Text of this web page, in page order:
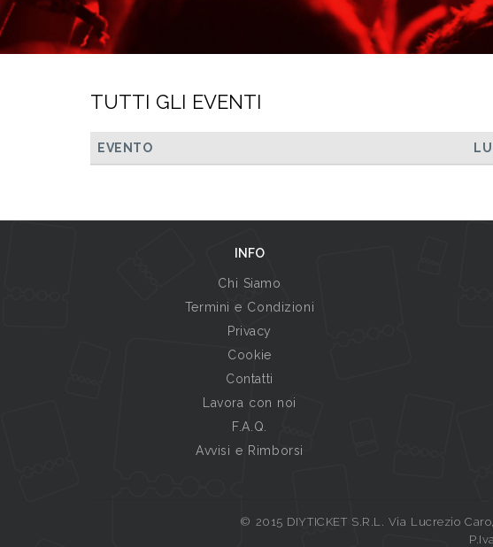
TUTTI GLI EVENTI
EVENTO
INFO
Chi Siamo
Termini e Condizioni
Privacy
Cookie
Contatti
Lavora con noi
F.A.Q.
Avvisi e Rimborsi
© 2015 DIYTICKET S.R.L. Via Lucrezio